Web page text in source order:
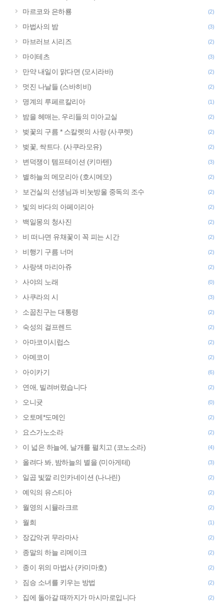
마르코와 은하룡
(2)
마법사의 밤 (3)
마브러브 시리즈 (2)
마이테츠 (3)
만약 내일이 맑다면 (모시라바) (2)
멋진 나날들 (스바히비) (2)
명계의 루페르칼리아 (1)
밤을 헤매는, 우리들의 미아교실 (2)
벚꽃의 구름 * 스칼렛의 사랑 (사쿠렛) (2)
벚꽃, 싹트다. (사쿠라모유) (2)
변덕쟁이 템프테이션 (키마텐) (3)
별하늘의 메모리아 (호시메모) (2)
보건실의 선생님과 비눗방울 중독의 조수 (2)
빛의 바다의 아페이리아 (2)
백일몽의 청사진 (2)
비 떠나면 유채꽃이 꼭 피는 시간 (2)
비행기 구름 너머 (2)
사랑색 마리아쥬 (2)
사야의 노래 (0)
사쿠라의 시 (3)
소꿉친구는 대통령 (2)
숙성의 걸프렌드 (2)
아마코이시럽스 (2)
아메코이 (2)
아이카기 (6)
연애, 빌려버렸습니다 (2)
오니귯 (0)
오토메*도메인 (2)
요스가노소라 (2)
이 넓은 하늘에, 날개를 펼치고 (코노소라) (4)
올려다 봐, 밤하늘의 별을 (미아게테) (3)
일곱 빛깔 리인카네이션 (나나린) (2)
예익의 유스티아 (2)
월영의 시뮬라크르 (2)
월희 (1)
장갑악귀 무라마사 (2)
종말의 하늘 리메이크 (2)
종이 위의 마법사 (카미마호) (2)
짐승 소녀를 키우는 방법 (2)
집에 돌아갈 때까지가 마시마로입니다 (2)